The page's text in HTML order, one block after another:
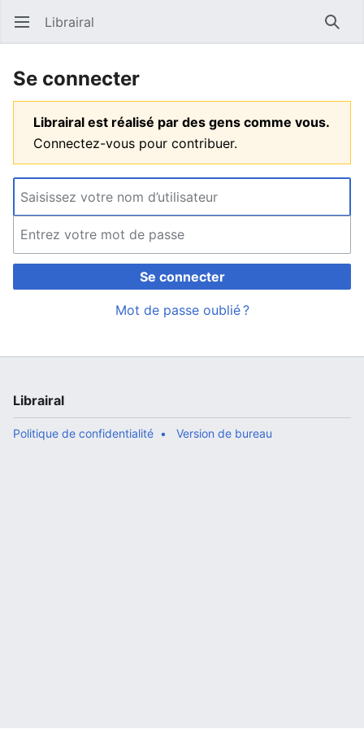
Ouvrir le menu principal Librairal
Se connecter
Librairal est réalisé par des gens comme vous.
Connectez-vous pour contribuer.
Se connecter
Mot de passe oublié ?
Librairal
Politique de confidentialité Version de bureau